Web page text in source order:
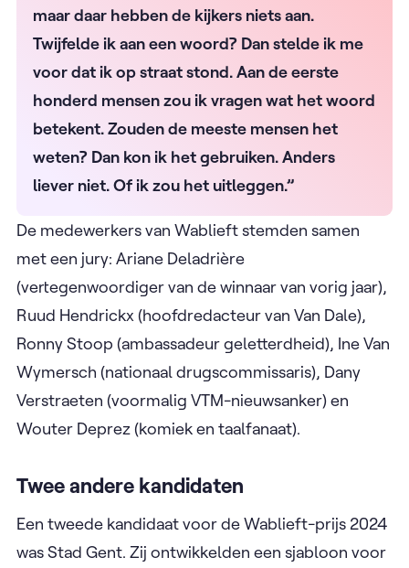
maar daar hebben de kijkers niets aan.
Twijfelde ik aan een woord? Dan stelde ik me
voor dat ik op straat stond. Aan de eerste
honderd mensen zou ik vragen wat het woord
betekent. Zouden de meeste mensen het
weten? Dan kon ik het gebruiken. Anders
liever niet. Of ik zou het uitleggen.”
De medewerkers van Wablieft stemden samen
met een jury: Ariane Deladrière
(vertegenwoordiger van de winnaar van vorig jaar),
Ruud Hendrickx (hoofdredacteur van Van Dale),
Ronny Stoop (ambassadeur geletterdheid), Ine Van
Wymersch (nationaal drugscommissaris), Dany
Verstraeten (voormalig VTM-nieuwsanker) en
Wouter Deprez (komiek en taalfanaat).
Twee andere kandidaten
Een tweede kandidaat voor de Wablieft-prijs 2024
was Stad Gent. Zij ontwikkelden een sjabloon voor